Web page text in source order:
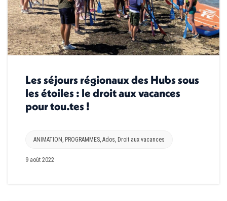
Les séjours régionaux des Hubs sous
les étoiles : le droit aux vacances
pour tou.tes !
ANIMATION , PROGRAMMES, Ados, Droit aux vacances
9 août 2022